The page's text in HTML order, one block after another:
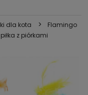
dla kota > Flamingo
z piórkami